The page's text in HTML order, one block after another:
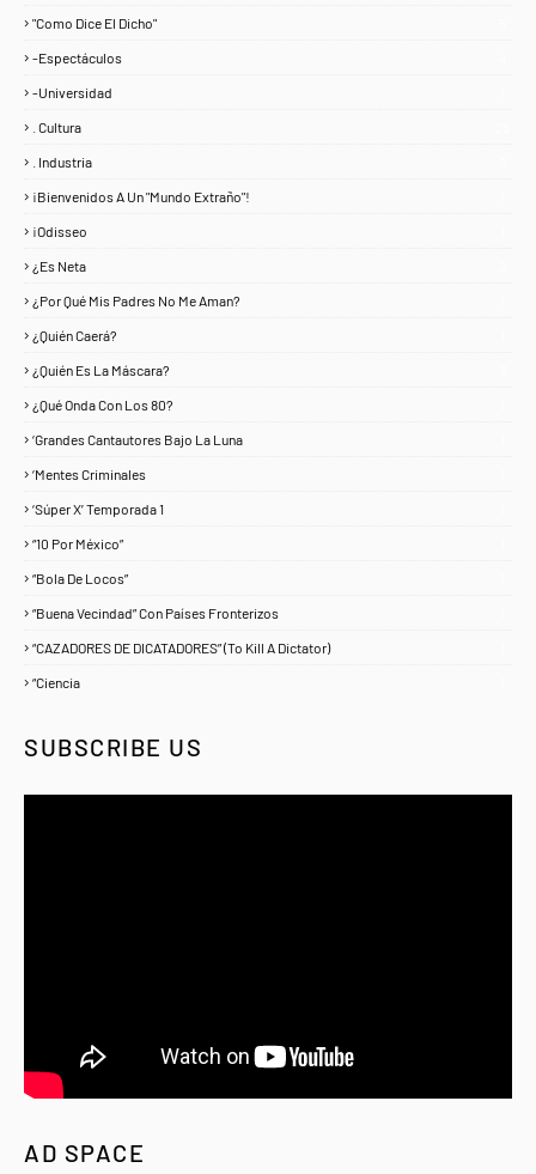
"Como Dice El Dicho"
-Espectáculos
-Universidad
. Cultura
. Industria
¡Bienvenidos A Un "Mundo Extraño"!
¡Odisseo
¿Es Neta
¿Por Qué Mis Padres No Me Aman?
¿Quién Caerá?
¿Quién Es La Máscara?
¿Qué Onda Con Los 80?
‘Grandes Cantautores Bajo La Luna
‘Mentes Criminales
‘Súper X’ Temporada 1
“10 Por México”
“Bola De Locos”
“Buena Vecindad” Con Países Fronterizos
“CAZADORES DE DICATADORES” (To Kill A Dictator)
“Ciencia
SUBSCRIBE US
AD SPACE